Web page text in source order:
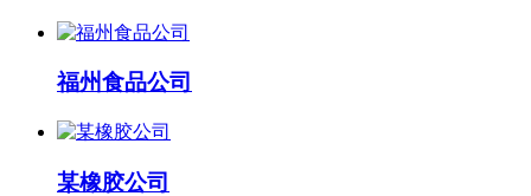
福州食品公司
某橡胶公司